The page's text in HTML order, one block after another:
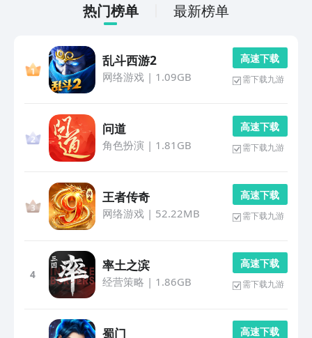
热门榜单 最新榜单
乱斗西游2
网络游戏| 1.09GB
高 速 下 载
需下载九游
问道
角色扮演 | 1.81GB
高 速 下 载
需下载九游
王者传奇
网络游戏| 52.22MB
高 速 下 载
需下载九游
4
率土之滨
经营策略 | 1.86GB
高 速 下 载
需下载九游
蜀门 高 速 下 载